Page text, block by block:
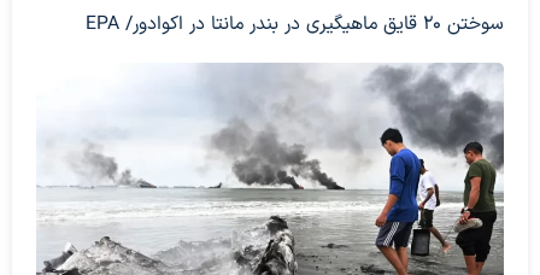
سوختن 20 قایق ماهیگیری در بندر مانتا در اکوادور/ EPA